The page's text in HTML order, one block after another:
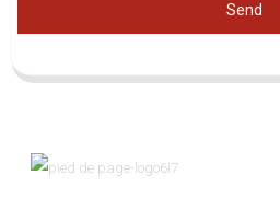
Send